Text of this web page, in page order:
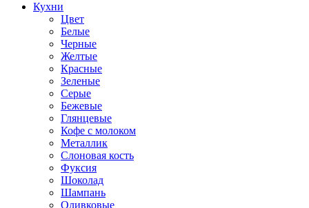
Кухни
Цвет
Белые
Черные
Желтые
Красные
Зеленые
Серые
Бежевые
Глянцевые
Кофе с молоком
Металлик
Слоновая кость
Фуксия
Шоколад
Шампань
Оливковые